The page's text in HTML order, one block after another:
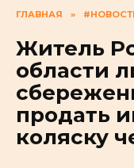
ГЛАВНАЯ »
Житель
области
продать
коляску